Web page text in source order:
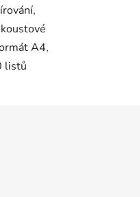
A4,
listů